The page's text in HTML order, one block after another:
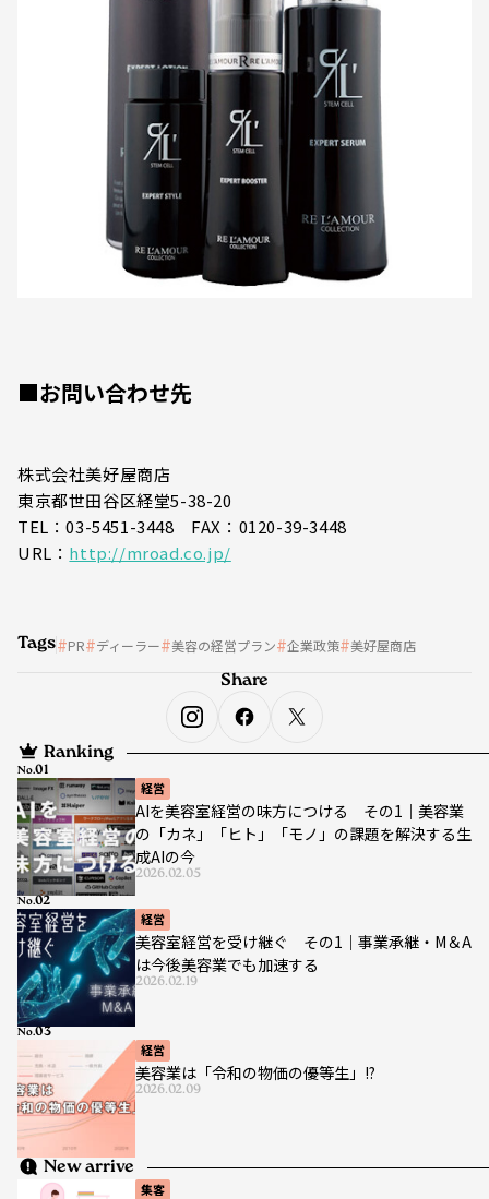
■お問い合わせ先
株式会社美好屋商店
東京都世田谷区経堂5-38-20
TEL：03-5451-3448 FAX：0120-39-3448
URL： http://mroad.co.jp/
Tags PR ディーラー 美容の経営プラン 企業政策 美好屋商店
Ranking
経営
AIを美容室経営の味方につける その1｜美容業
の「カネ」「ヒト」「モノ」の課題を解決する生
成AIの今
2026.02.05
No.
経営
美容室経営を受け継ぐ その1｜事業承継・M＆A
は今後美容業でも加速する
2026.02.19
No.
経営
美容業は「令和の物価の優等生」!?
2026.02.09
No.
New arrive
集客
Share